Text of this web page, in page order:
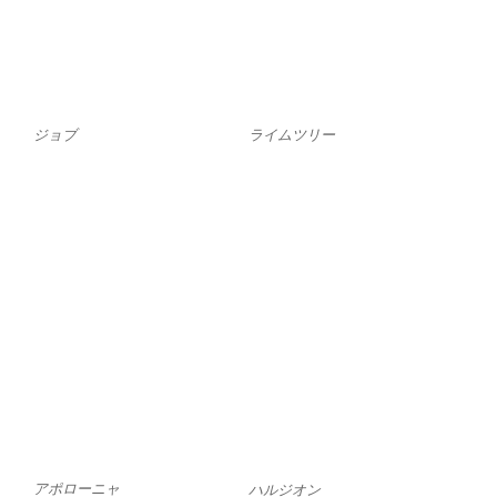
ジョブ ライムツリー
アポローニャ ハルジオン